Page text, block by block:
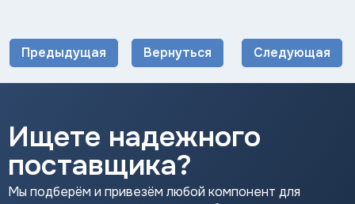
Предыдущая Вернуться Следующая
Ищете надежного
поставщика?
Мы подберём и привезём любой компонент для